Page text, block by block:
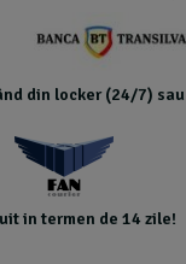
din locker (24/7)
in termen de 14 zile!